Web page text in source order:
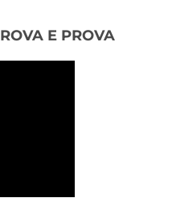
E PROVA